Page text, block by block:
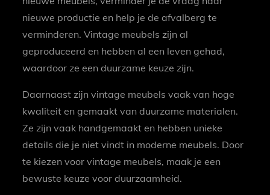
nieuwe productie en help je de afvalberg te
verminderen. Vintage meubels zijn al
geproduceerd en hebben al een leven gehad,
waardoor ze een duurzame keuze zijn.
Daarnaast zijn vintage meubels vaak van hoge
kwaliteit en gemaakt van duurzame materialen.
Ze zijn vaak handgemaakt en hebben unieke
details die je niet vindt in moderne meubels. Door
te kiezen voor vintage meubels, maak je een
bewuste keuze voor duurzaamheid.